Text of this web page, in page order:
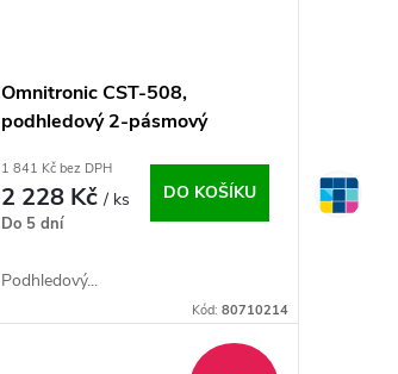
Omnitronic CST-508,
podhledový 2-pásmový
1 841 Kč bez DPH
2 228 Kč/ ks
Do 5 dní
DO KOŠÍKU
Podhledový...
Kód: 80710214